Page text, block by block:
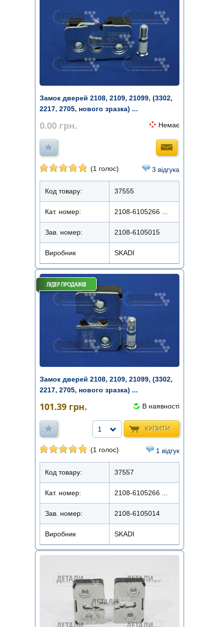
Замок дверей 2108, 2109, 21099, (3302,
2217, 2705, нового зразка) ...
0.00 грн. Немає
(1 голос) 3 відгука
Код товару: 37555
Кат. номер: 2108-6105266 ...
Зав. номер: 2108-6105015
Виробник SKADI
Замок дверей 2108, 2109, 21099, (3302,
2217, 2705, нового зразка) ...
101.39 грн. В наявності
КУПИТИ
1
(1 голос) 1 відгук
Код товару: 37557
Кат. номер: 2108-6105266 ...
Зав. номер: 2108-6105014
Виробник SKADI